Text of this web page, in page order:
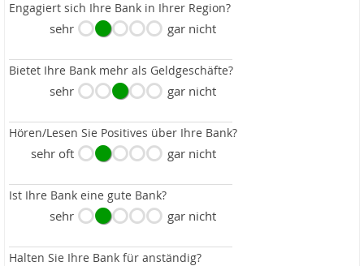
Engagiert sich Ihre Bank in Ihrer Region?
sehr gar nicht
Bietet Ihre Bank mehr als Geldgeschäfte?
sehr gar nicht
Hören/Lesen Sie Positives über Ihre Bank?
sehr oft gar nicht
Ist Ihre Bank eine gute Bank?
sehr gar nicht
Halten Sie Ihre Bank für anständig?